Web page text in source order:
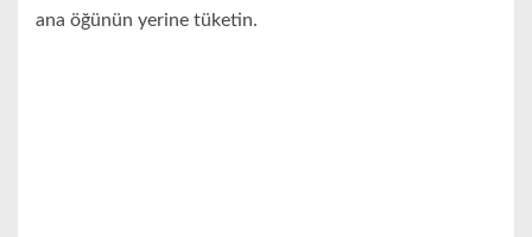
ana öğünün yerine tüketin.